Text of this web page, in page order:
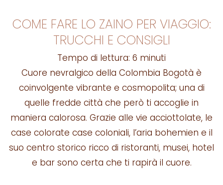
COME FARE LO ZAINO PER VIAGGIO:
TRUCCHI E CONSIGLI
Tempo di lettura: 6 minuti
Cuore nevralgico della Colombia Bogotà è
coinvolgente vibrante e cosmopolita; una di
quelle fredde città che però ti accoglie in
maniera calorosa. Grazie alle vie acciottolate, le
case colorate case coloniali, l’aria bohemien e il
suo centro storico ricco di ristoranti, musei, hotel
e bar sono certa che ti rapirà il cuore.